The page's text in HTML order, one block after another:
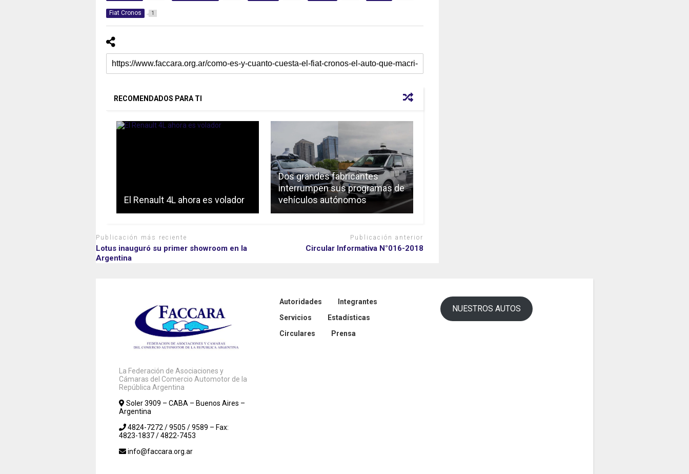
Fiat Cronos 1
RECOMENDADOS PARA TI
El Renault 4L ahora es volador
Dos grandes fabricantes
interrumpen sus programas de
vehículos autónomos
Publicación más reciente
Lotus inauguró su primer showroom en la
Argentina
Publicación anterior
Circular Informativa N°016-2018
La Federación de Asociaciones y
Cámaras del Comercio Automotor de la
República Argentina
Soler 3909 – CABA – Buenos Aires –
Argentina
4824-7272 / 9505 / 9589 – Fax:
4823-1837 / 4822-7453
info@faccara.org.ar
Autoridades
Integrantes
Servicios
Estadísticas
Circulares
Prensa
NUESTROS AUTOS